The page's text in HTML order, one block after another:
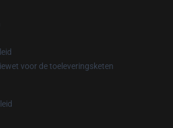
voor de toeleveringsketen